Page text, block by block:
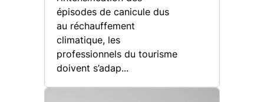
épisodes de canicule dus
au réchauffement
climatique, les
professionnels du tourisme
doivent s’adap...